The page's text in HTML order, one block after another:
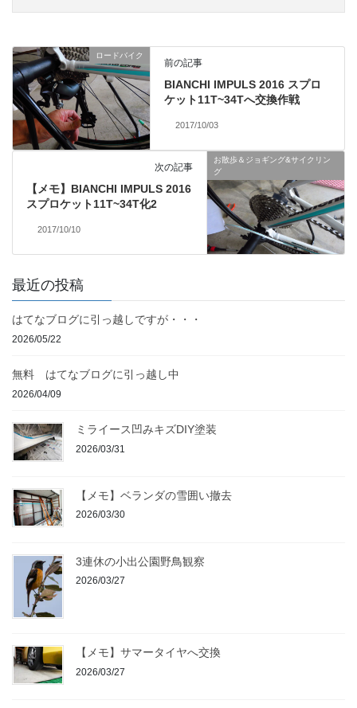
ロードバイク
前の記事
BIANCHI IMPULS 2016 スプロ
ケット11T~34Tへ交換作戦
2017/10/03
お散歩＆ジョギング&サイクリン
グ
次の記事
【メモ】BIANCHI IMPULS 2016
スプロケット11T~34T化2
2017/10/10
最近の投稿
はてなブログに引っ越しですが・・・
2026/05/22
無料 はてなブログに引っ越し中
2026/04/09
ミライース凹みキズDIY塗装
2026/03/31
【メモ】ベランダの雪囲い撤去
2026/03/30
3連休の小出公園野鳥観察
2026/03/27
【メモ】サマータイヤへ交換
2026/03/27